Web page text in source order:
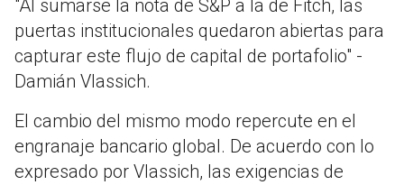
"Al sumarse la nota de S&P a la de Fitch, las
puertas institucionales quedaron abiertas para
capturar este flujo de capital de portafolio" -
Damián Vlassich.
El cambio del mismo modo repercute en el
engranaje bancario global. De acuerdo con lo
expresado por Vlassich, las exigencias de